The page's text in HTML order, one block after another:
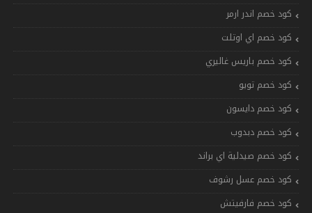
كود خصم اندر ارمر
كود خصم اي اوتلت
كود خصم باريس غاليري
كود خصم تويو
كود خصم دايسون
كود خصم دبدوب
كود خصم صيدلية اي براند
كود خصم عسل رشوف
كود خصم فارفيتش